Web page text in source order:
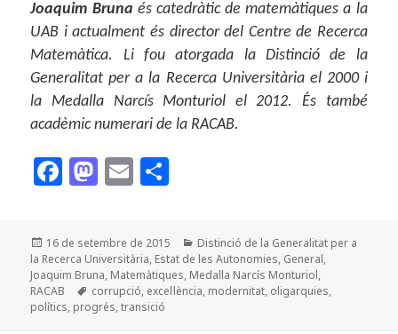
Joaquim Bruna és catedràtic de matemàtiques a la
UAB i actualment és director del Centre de Recerca
Matemàtica. Li fou atorgada la Distinció de la
Generalitat per a la Recerca Universitària el 2000 i
la Medalla Narcís Monturiol el 2012. És també
acadèmic numerari de la RACAB.
F
c
e
b
o
M
to
d
o
n
E
ai
l p
a
Publicat
el
16 de setembre de 2015 Categories
Distinció de la Generalitat per a
la Recerca Universitària, Estat de les Autonomies, General,
Joaquim Bruna, Matemàtiques, Medalla Narcís Monturiol,
RACAB
Etiquetes
corrupció, excel·lència, modernitat, oligarquies,
polítics, progrés,transició